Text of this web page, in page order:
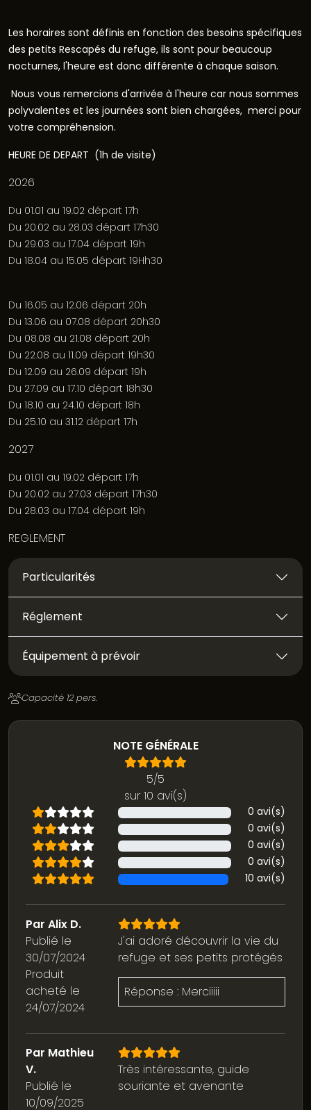
Les horaires sont définis en fonction des besoins spécifiques
des petits Rescapés du refuge, ils sont pour beaucoup
nocturnes, l'heure est donc différente à chaque saison.
Nous vous remercions d'arrivée à l'heure car nous sommes
polyvalentes et les journées sont bien chargées, merci pour
votre compréhension.
HEURE DE DEPART (1h de visite)
2026
Du 01.01 au 19.02 départ 17h
Du 20.02 au 28.03 départ 17h30
Du 29.03 au 17.04 départ 19h
Du 18.04 au 15.05 départ 19Hh30
Du 16.05 au 12.06 départ 20h
Du 13.06 au 07.08 départ 20h30
Du 08.08 au 21.08 départ 20h
Du 22.08 au 11.09 départ 19h30
Du 12.09 au 26.09 départ 19h
Du 27.09 au 17.10 départ 18h30
Du 18.10 au 24.10 départ 18h
Du 25.10 au 31.12 départ 17h
2027
Du 01.01 au 19.02 départ 17h
Du 20.02 au 27.03 départ 17h30
Du 28.03 au 17.04 départ 19h
REGLEMENT
Particularités
Réglement
Équipement à prévoir
Capacité 12 pers.
NOTE GÉNÉRALE
5/5
sur 10 avi(s)
0 avi(s)
0 avi(s)
0 avi(s)
0 avi(s)
10 avi(s)
Par Alix D.
Publié le
30/07/2024
Produit
acheté le
24/07/2024
J'ai adoré découvrir la vie du
refuge et ses petits protégés
Réponse : Merciiiii
Par Mathieu
V.
Publié le
10/09/2025
Très intéressante, guide
souriante et avenante